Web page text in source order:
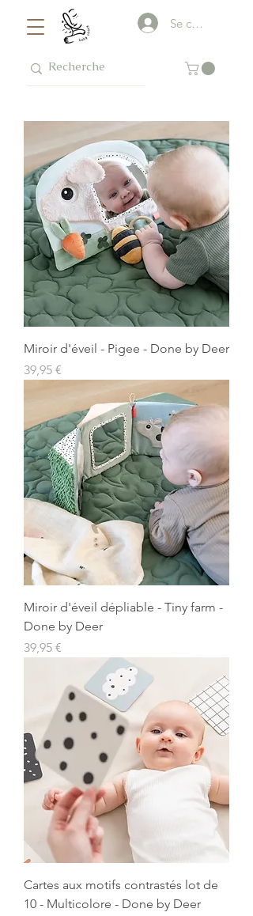
Se connecter
Miroir d'éveil - Pigee - Done by Deer
Prix
39,95 €
Miroir d'éveil dépliable - Tiny farm -
Done by Deer
Prix
39,95 €
Cartes aux motifs contrastés lot de
10 - Multicolore - Done by Deer